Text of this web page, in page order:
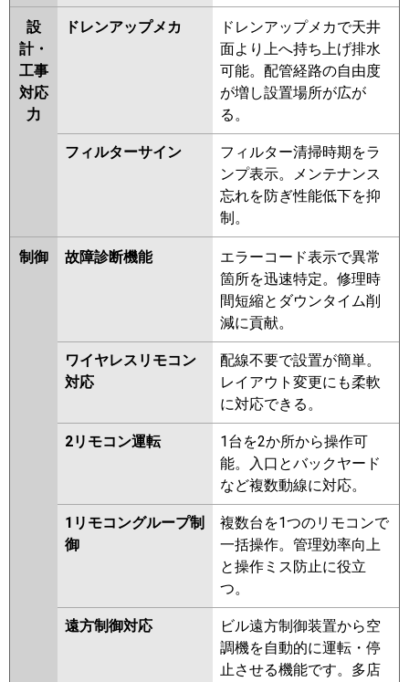
設
計・
工事
対応
力
ドレンアップメカ
ドレンアップメカで天井
面より上へ持ち上げ排水
可能。配管経路の自由度
が増し設置場所が広が
る。
フィルターサイン
フィルター清掃時期をラ
ンプ表示。メンテナンス
忘れを防ぎ性能低下を抑
制。
制御 故障診断機能
エラーコード表示で異常
箇所を迅速特定。修理時
間短縮とダウンタイム削
減に貢献。
ワイヤレスリモコン
対応
配線不要で設置が簡単。
レイアウト変更にも柔軟
に対応できる。
2リモコン運転
1台を2か所から操作可
能。入口とバックヤード
など複数動線に対応。
1リモコングループ制
御
複数台を1つのリモコンで
一括操作。管理効率向上
と操作ミス防止に役立
つ。
遠方制御対応
ビル遠方制御装置から空
調機を自動的に運転・停
止させる機能です。多店